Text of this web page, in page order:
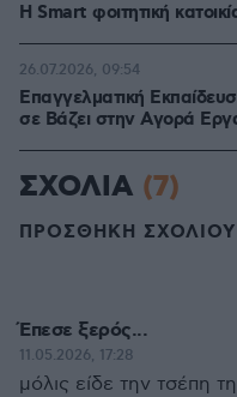
Η Smart φοιτητική
Επαγγελματική
σε Bάζει στην Aγορά
26.07.2026, 09:54
ΣΧΟΛΙΑ (7)
ΠΡΟΣΘΗΚΗ ΣΧΟΛΙΟΥ
Έπεσε ξερός...
11.05.2026, 17:28
μόλις είδε την τσέπη